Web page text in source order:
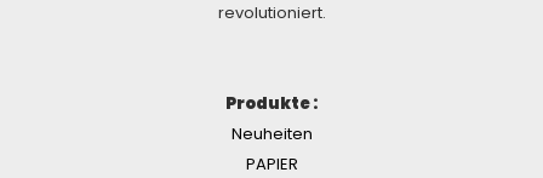
revolutioniert.
Produkte :
Neuheiten
PAPIER